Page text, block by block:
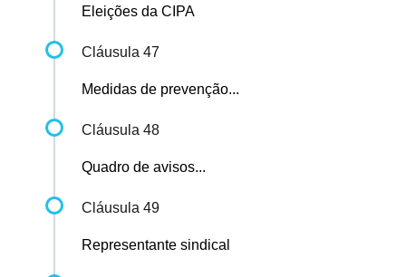
Eleições da CIPA
Cláusula 47
Medidas de prevenção...
Cláusula 48
Quadro de avisos...
Cláusula 49
Representante sindical